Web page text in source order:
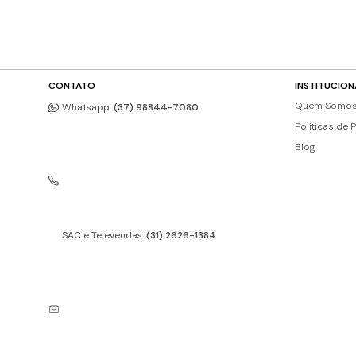
CONTATO
Whatsapp:(37) 98844-7080
SAC e Televendas:(31) 2626-1384
Quem Somos
Políticas de
Blog